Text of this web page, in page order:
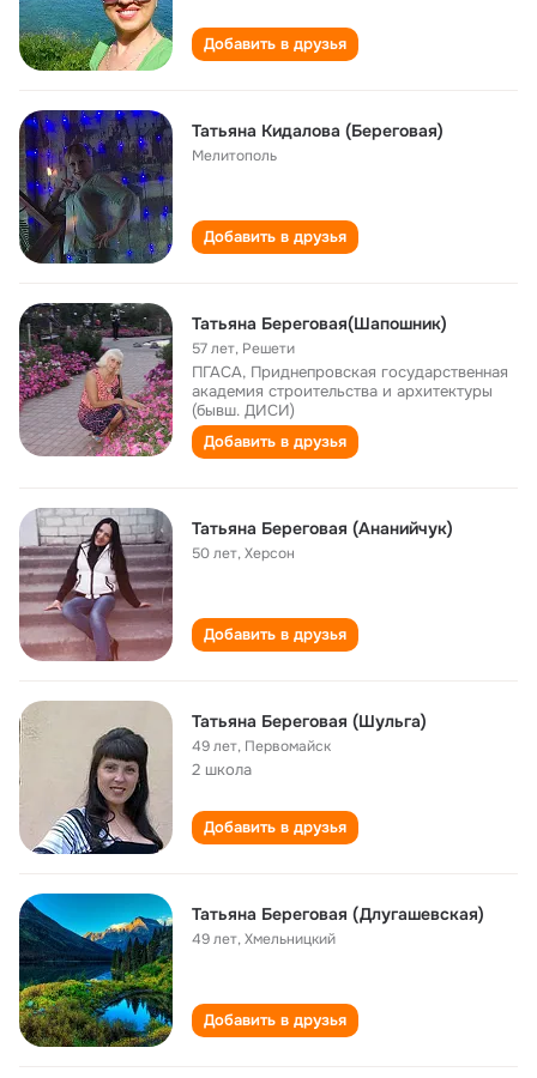
Добавить в друзья
Татьяна Кидалова (Береговая)
Мелитополь
Добавить в друзья
Татьяна Береговая(Шапошник)
57 лет, Решети
ПГАСА, Приднепровская государственная
академия строительства и архитектуры
(бывш. ДИСИ)
Добавить в друзья
Татьяна Береговая (Ананийчук)
50 лет,Херсон
Добавить в друзья
Татьяна Береговая (Шульга)
49 лет, Первомайск
2 школа
Добавить в друзья
Татьяна Береговая (Длугашевская)
49 лет,Хмельницкий
Добавить в друзья